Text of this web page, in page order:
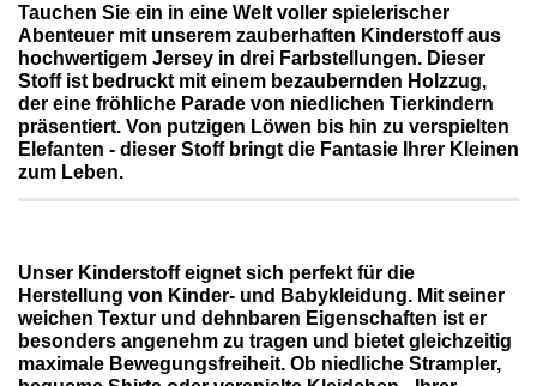
Tauchen Sie ein in eine Welt voller spielerischer
Abenteuer mit unserem zauberhaften Kinderstoff aus
hochwertigem Jersey in drei Farbstellungen. Dieser
Stoff ist bedruckt mit einem bezaubernden Holzzug,
der eine fröhliche Parade von niedlichen Tierkindern
präsentiert. Von putzigen Löwen bis hin zu verspielten
Elefanten - dieser Stoff bringt die Fantasie Ihrer Kleinen
zum Leben.
Unser Kinderstoff eignet sich perfekt für die
Herstellung von Kinder- und Babykleidung. Mit seiner
weichen Textur und dehnbaren Eigenschaften ist er
besonders angenehm zu tragen und bietet gleichzeitig
maximale Bewegungsfreiheit. Ob niedliche Strampler,